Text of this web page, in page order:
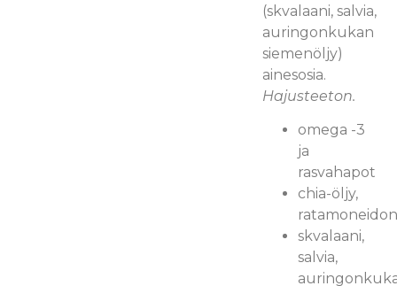
(skvalaani, salvia,
auringonkukan
siemenöljy)
ainesosia.
Hajusteeton.
omega -3
ja
rasvahapot
chia-öljy,
skvalaani,
salvia,